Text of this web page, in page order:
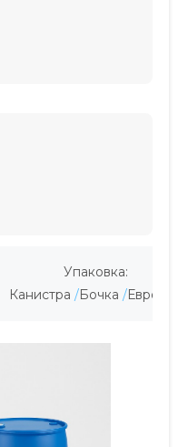
Упаковка:
Канистра
Бочка